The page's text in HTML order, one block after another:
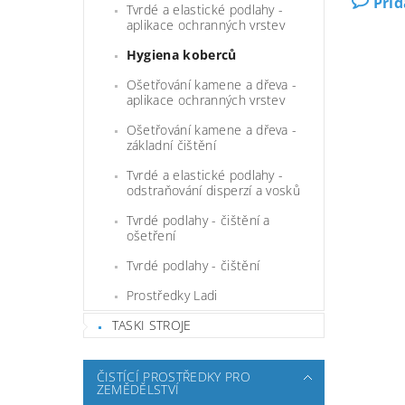
Tvrdé a elastické podlahy -
aplikace ochranných vrstev
Hygiena koberců
Ošetřování kamene a dřeva -
aplikace ochranných vrstev
Ošetřování kamene a dřeva -
základní čištění
Tvrdé a elastické podlahy -
odstraňování disperzí a vosků
Tvrdé podlahy - čištění a
ošetření
Tvrdé podlahy - čištění
Prostředky Ladi
TASKI STROJE
ČISTÍCÍ PROSTŘEDKY PRO
ZEMĚDĚLSTVÍ